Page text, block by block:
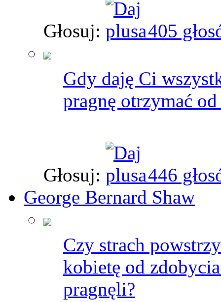
Głosuj: 405
Gdy daję Ci
pragnę otrzymać
Głosuj:
446
George Bernard Shaw
Czy strach
kobietę od
pragnęli?